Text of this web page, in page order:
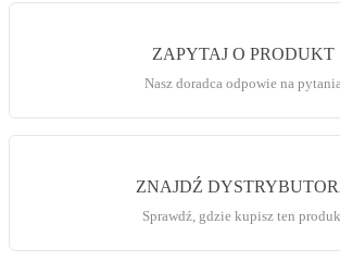
ZAPYTAJ O PRODUKT
Nasz doradca odpowie na
ZNAJDŹ
Sprawdź, gdzie kupisz ten